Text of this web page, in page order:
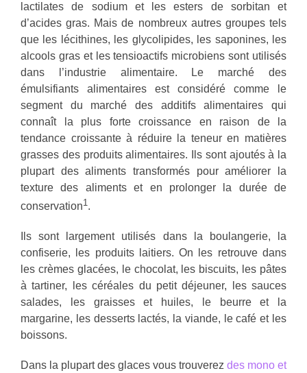
lactilates de sodium et les esters de sorbitan et
d’acides gras. Mais de nombreux autres groupes tels
que les lécithines, les glycolipides, les saponines, les
alcools gras et les tensioactifs microbiens sont utilisés
dans l’industrie alimentaire. Le marché des
émulsifiants alimentaires est considéré comme le
segment du marché des additifs alimentaires qui
connaît la plus forte croissance en raison de la
tendance croissante à réduire la teneur en matières
grasses des produits alimentaires. Ils sont ajoutés à la
plupart des aliments transformés pour améliorer la
texture des aliments et en prolonger la durée de
conservation1.
Ils sont largement utilisés dans la boulangerie, la
confiserie, les produits laitiers. On les retrouve dans
les crèmes glacées, le chocolat, les biscuits, les pâtes
à tartiner, les céréales du petit déjeuner, les sauces
salades, les graisses et huiles, le beurre et la
margarine, les desserts lactés, la viande, le café et les
boissons.
Dans la plupart des glaces vous trouverez des mono et